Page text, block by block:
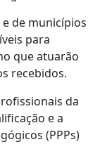
de municípios
para
que atuarão
recebidos.
da
e a
(PPPs)